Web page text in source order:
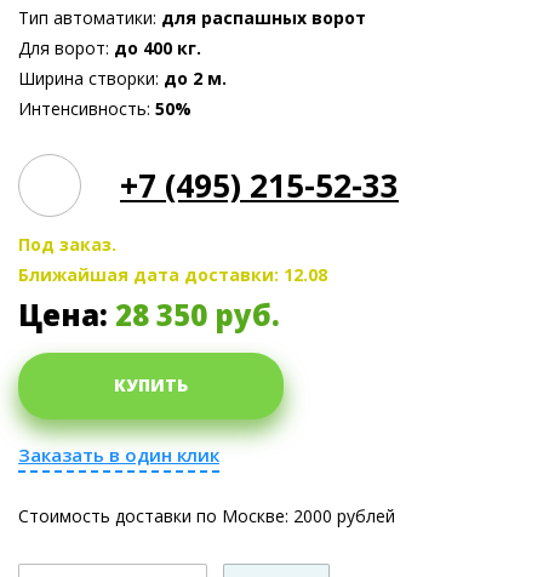
Тип автоматики: для распашных ворот
Для ворот: до 400 кг.
Ширина створки: до 2 м.
Интенсивность: 50%
+7 (495) 215-52-33
Под заказ.
Ближайшая дата доставки: 12.08
Цена: 28 350 руб.
КУПИТЬ
Заказать в один клик
Стоимость доставки по Москве: 2000 рублей